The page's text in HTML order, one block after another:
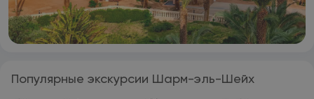
Популярные экскурсии Шарм-эль-Шейх